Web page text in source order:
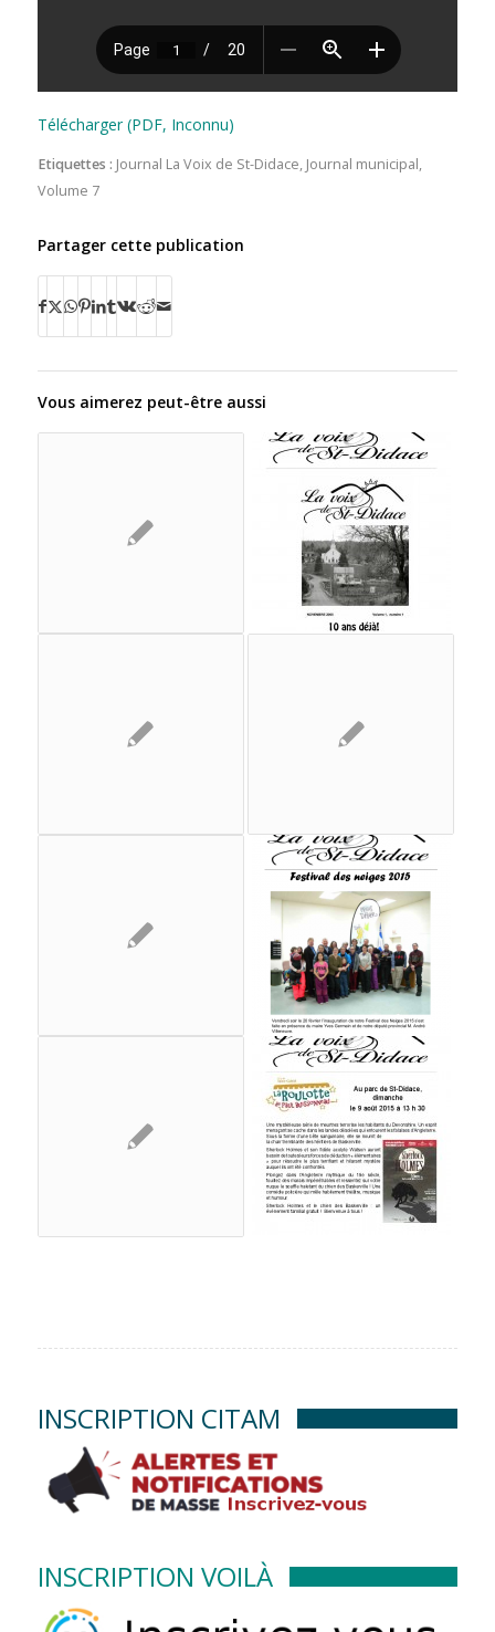
Télécharger (PDF, Inconnu)
Etiquettes : Journal La Voix de St-Didace, Journal municipal,
Volume 7
Partager cette publication
Vous aimerez peut-être aussi
INSCRIPTION CITAM
INSCRIPTION VOILÀ